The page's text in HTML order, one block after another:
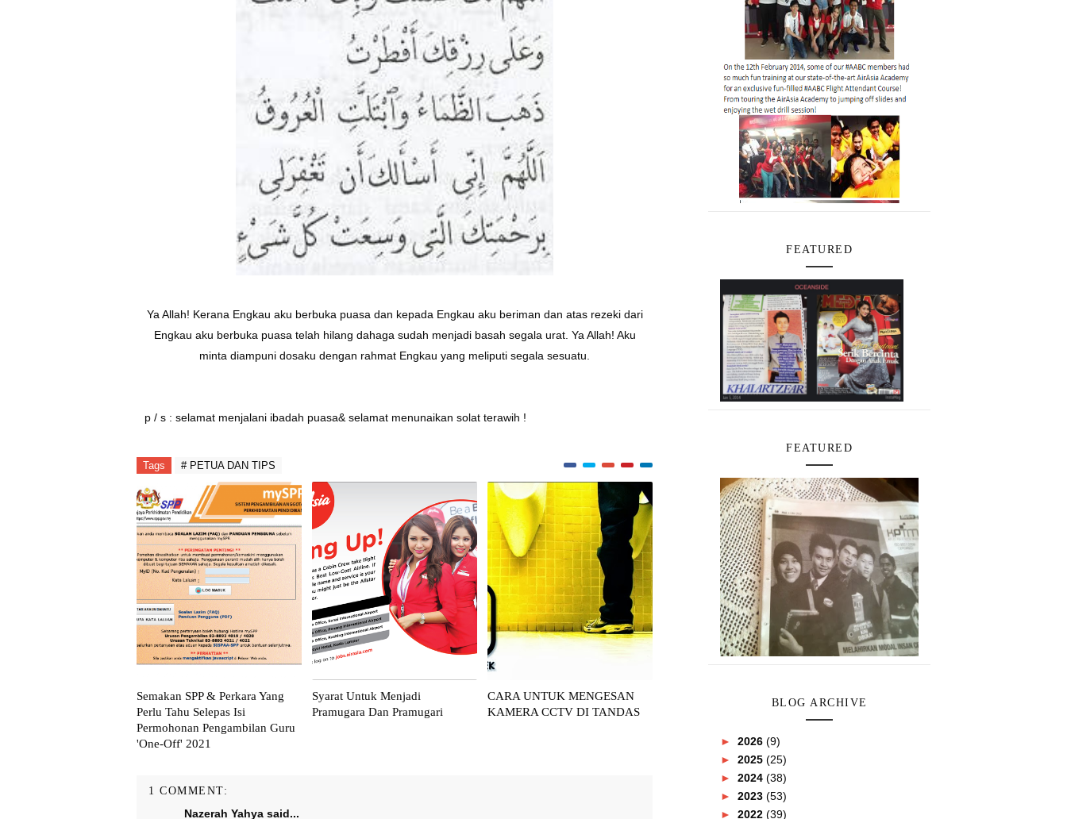
Ya Allah! Kerana Engkau aku berbuka puasa dan kepada Engkau aku beriman dan atas rezeki dari
Engkau aku berbuka puasa telah hilang dahaga sudah menjadi basah segala urat. Ya Allah! Aku
minta diampuni dosaku dengan rahmat Engkau yang meliputi segala sesuatu.
p / s : selamat menjalani ibadah puasa& selamat menunaikan solat terawih !
Tags # PETUA DAN TIPS
Semakan SPP & Perkara Yang
Perlu Tahu Selepas Isi
Permohonan Pengambilan Guru
'One-Off' 2021
Syarat Untuk Menjadi
Pramugara Dan Pramugari
CARA UNTUK MENGESAN
KAMERA CCTV DI TANDAS
1 COMMENT:
Nazerah Yahya said...
FEATURED
FEATURED
BLOG ARCHIVE
► 2026 (9)
► 2025 (25)
► 2024 (38)
► 2023 (53)
► 2022 (39)